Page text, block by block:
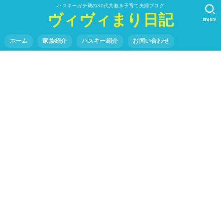
ハスキーガチ勢の30代共働き子育て夫婦ブログ
ヴィヴィまり日記
ホーム 家族紹介 ハスキー紹介 お問い合わせ
SEARCH